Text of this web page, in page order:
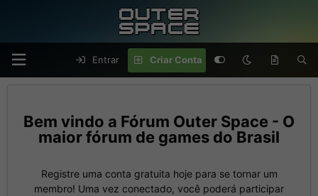
Entrar Criar Conta
Fórum Outer Space - O
maior fórum de games do Brasil
Registre uma conta gratuita hoje para se tornar um
membro! Uma vez conectado, você poderá participar